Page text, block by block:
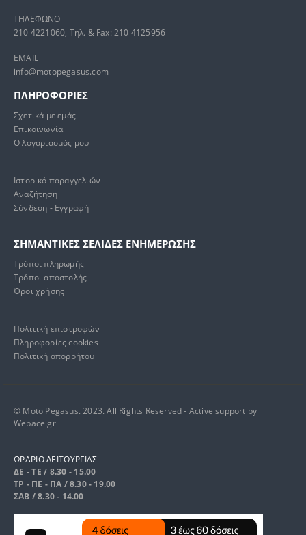
ΤΗΛΕΦΩΝΟ
210 4221060, Τηλ. & Fax: 210 4125956
EMAIL
info@motopegasus.com
ΠΛΗΡΟΦΟΡΙΕΣ
Σχετικά με εμάς
Επικοινωνία
Ο λογαριασμός μου
Ιστορικό παραγγελιών
Αναζήτηση
Σύνδεση - Εγγραφή
ΣΗΜΑΝΤΙΚΕΣ ΣΕΛΙΔΕΣ ΕΝΗΜΕΡΩΣΗΣ
Τρόποι πληρωμής
Τρόποι αποστολής
Όροι χρήσης
Πολιτική επιστροφών
Πληροφορίες cookies
Πολιτική απορρήτου
© Moto Pegasus. 2023. All Rights Reserved - Active support by
Webace.gr
ΩΡΑΡΙΟ ΛΕΙΤΟΥΡΓΙΑΣ
ΔΕ - ΤΕ / 8.30 - 15.00
ΤΡ - ΠΕ - ΠΑ / 8.30 - 19.00
ΣΑΒ / 8.30 - 14.00